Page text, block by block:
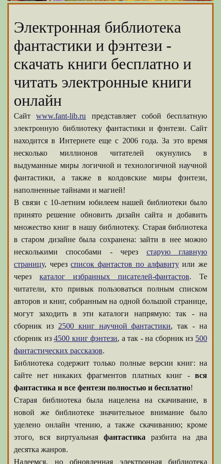
Электронная библиотека
фантастики и фэнтези -
скачать книги бесплатно и
читать электронные книги
онлайн
Сайтwww.fant-lib.ru представляет собой бесплатную
электронную библиотеку фантастики и фэнтези. Сайт
находится в Интернете еще с 2006 года. За это время
несколько миллионов читателей окунулись в
выдуманные миры логичной и технологичной научной
фантастики, а также в колдовские миры фэнтези,
наполненные тайнами и магией!
В связи с 10-летним юбилеем нашей библиотеки было
принято решение обновить дизайн сайта и добавить
множество книг в нашу библиотеку. Старая библиотека
в старом дизайне была сохранена: зайти в нее можно
несколькими способами - через старую главную
страницу, черезсписок фантастов по алфавитуили же
через каталог избранных писателей-фантастов. Те
читатели, кто привык пользоваться полным списком
авторов и книг, собранным на одной большой странице,
могут заходить в эти каталоги напрямую: так - на
сборник из 2500 книг научной фантастики, так - на
сборник из4500 книг фэнтези, а так - на сборник из 500
фантастических рассказов.
Библиотека содержит только полные версии книг: на
сайте нет никаких фрагментов платных книг - вся
фантастика и все фентези полностью и бесплатно!
Старая библиотека была нацелена на скачивание, в
новой же библиотеке значительное внимание было
уделено онлайн чтению, а также скачиванию; кроме
этого, вся виртуальная фантастика разбита на два
десятка жанров.
Надеемся, но обновленная электронная библиотека